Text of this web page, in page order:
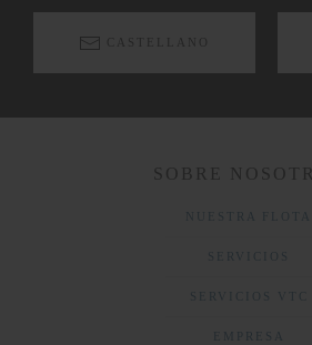
CASTELLANO
SOBRE
NUESTRA FLOTA
SERVICIOS
SERVICIOS VTC
EMPRESA